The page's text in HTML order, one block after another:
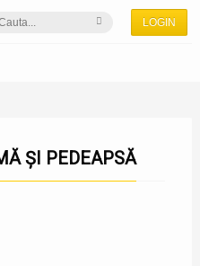
LOGIN
ȘI PEDEAPSĂ